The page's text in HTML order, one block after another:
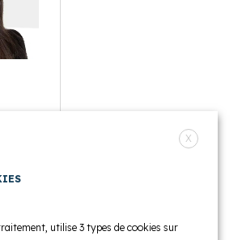
X
utilise 3 types de cookies sur